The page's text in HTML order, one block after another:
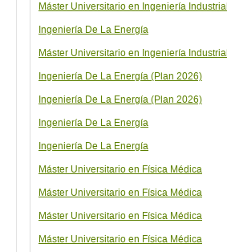
Máster Universitario en Ingeniería Industrial
Ingeniería De La Energía
Máster Universitario en Ingeniería Industrial
Ingeniería De La Energí­a (Plan 2026)
Ingeniería De La Energí­a (Plan 2026)
Ingeniería De La Energía
Ingeniería De La Energía
Máster Universitario en Física Médica
Máster Universitario en Física Médica
Máster Universitario en Física Médica
Máster Universitario en Física Médica